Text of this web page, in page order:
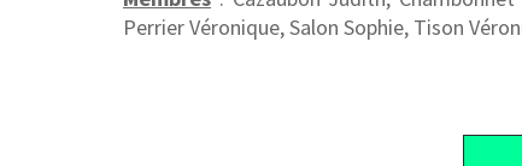
Perrier Véronique, Salon Sophie, Tison